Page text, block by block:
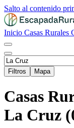
Salto al contenido
Inicio Casas Rurales
Filtros
Mapa
Casas
La Cruz